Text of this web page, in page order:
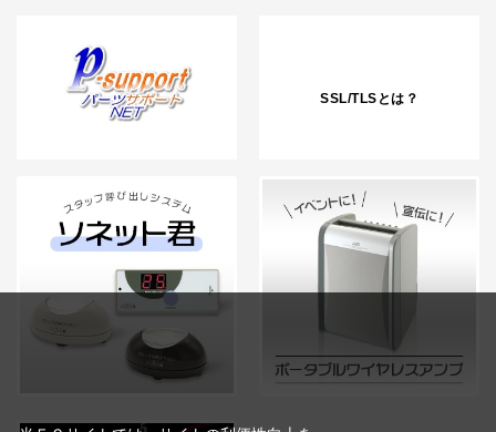
SSL/TLSとは？